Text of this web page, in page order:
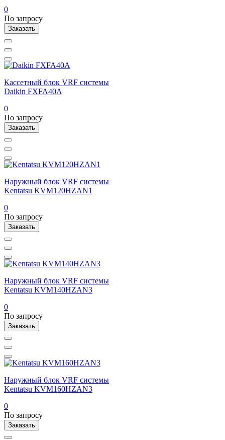
0
По запросу
Заказать
Кассетный блок VRF системы
Daikin FXFA40A
0
По запросу
Заказать
Наружный блок VRF системы
Kentatsu KVM120HZAN1
0
По запросу
Заказать
Наружный блок VRF системы
Kentatsu KVM140HZAN3
0
По запросу
Заказать
Наружный блок VRF системы
Kentatsu KVM160HZAN3
0
По запросу
Заказать